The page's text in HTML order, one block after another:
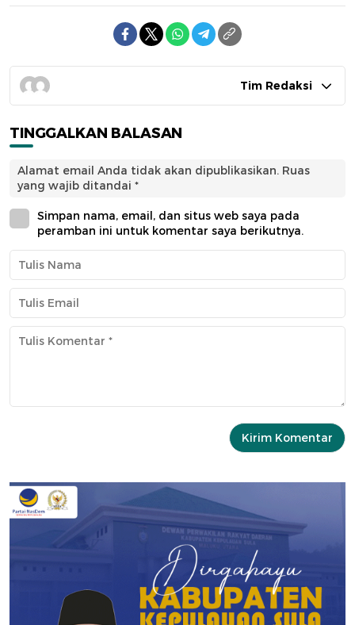
Tim Redaksi
TINGGALKAN BALASAN
Alamat email Anda tidak akan dipublikasikan. Ruas
yang wajib ditandai *
Simpan nama, email, dan situs web saya pada
peramban ini untuk komentar saya berikutnya.